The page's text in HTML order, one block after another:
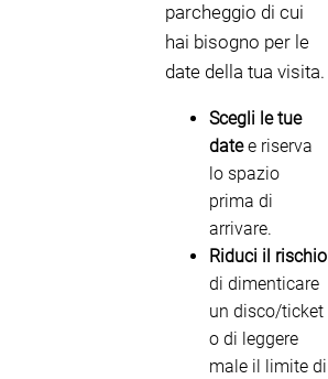
parcheggio di cui
hai bisogno per le
date della tua visita.
Scegli le tue
datee riserva
lo spazio
prima di
arrivare.
Riduci il rischio
di dimenticare
un disco/ticket
o di leggere
male il limite di